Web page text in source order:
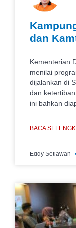
dan
Kementerian
menilai
dijalankan di
dan
ini bahkan
BACA
Eddy Setiawan